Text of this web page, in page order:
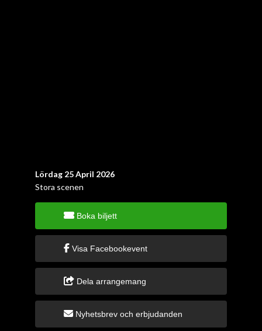
Lördag 25 April 2026
Stora scenen
Boka biljett
Visa Facebookevent
Dela arrangemang
Nyhetsbrev och erbjudanden